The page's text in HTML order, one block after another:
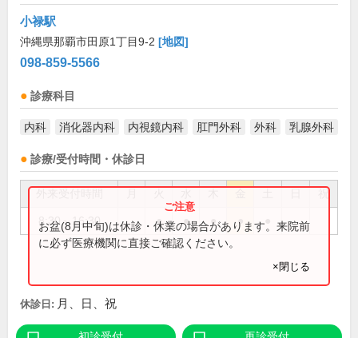
小禄駅
沖縄県那覇市田原1丁目9-2 [地図]
098-859-5566
診療科目
内科 消化器内科 内視鏡内科 肛門外科 外科 乳腺外科
診療/受付時間・休診日
祝
8:30～16:30 ● ● ● ●
お盆(8月中旬)は休診・休業の場合があります。来院前
に必ず医療機関に直接ご確認ください。
×閉じる
休診日: 月、日、祝